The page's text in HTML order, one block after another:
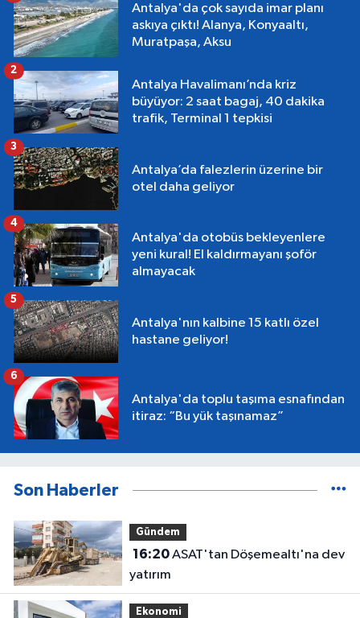
Antalya'da çok sayıda imar planı
askıya çıktı! Alanya, Konyaaltı,
Muratpaşa, Aksu
Antalya Havalimanı’nda kriz
büyüyor: 2 saat bagaj, 40 dakika
trafik, Terminal 1 tepkisi
2
Antalya’da falezlerin üzerine bir
otel daha geliyor
3
Antalya'da otobüs bekleyenlere
yeni kural! El kaldırmayanı şoför
almayacak
4
Antalya'nın kalbine 15 katlı özel
hastane geliyor!
5
Antalya'da toplu taşıma esnafından
itiraz: “Bu yük taşınamaz”
6
Son Haberler
Gündem
16:20ASAT'tan Döşemealtı'na dev
yatırım
Ekonomi